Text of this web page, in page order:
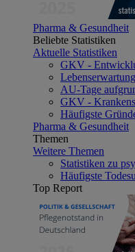
Pharma & Gesundheit
Beliebte Statistiken
Aktuelle Statistiken
GKV -
AU-Tage
GKV -
Häufigste
Pharma & Gesundheit
Themen
Weitere Themen
Statistiken zu
Häufigste
Top Report